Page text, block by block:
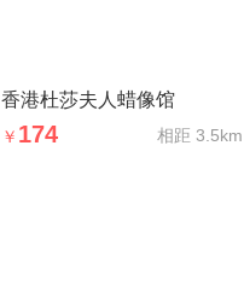
香港杜莎夫人蜡像馆
￥ 174 相距 3.5km